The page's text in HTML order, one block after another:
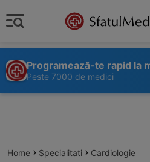
Programează-te rapid la
Peste 7000 de medici
Home › Specialitati › Cardiologie